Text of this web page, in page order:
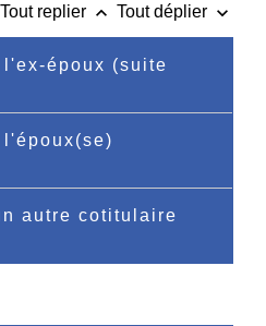
Tout replier keyboard_arrow_up Tout déplier keyboard_arrow_down
époux (suite
autre cotitulaire